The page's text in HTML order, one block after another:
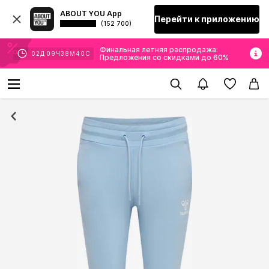
ABOUT YOU App
(152 700) Перейти к приложению
02 Д 09 Ч38 М 38 С
Финальная летняя распродажа:
Предложения со скидками до 60%